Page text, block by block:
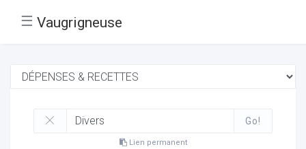
☰ Vaugrigneuse
Go!
Lien permanent